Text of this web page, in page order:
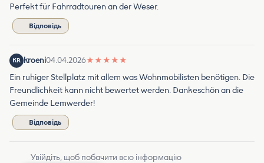
Perfekt für Fahrradtouren an der Weser.
Відповідь
KR kroeni04.04.2026★ ★ ★ ★ ★
Ein ruhiger Stellplatz mit allem was Wohnmobilisten benötigen. Die
Freundlichkeit kann nicht bewertet werden. Dankeschön an die
Gemeinde Lemwerder!
Відповідь
Увійдіть, щоб побачити всю інформацію